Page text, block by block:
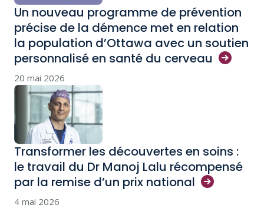
Un nouveau programme de prévention
précise de la démence met en relation
la population d’Ottawa avec un soutien
personnalisé en santé du cerveau
20 mai 2026
Transformer les découvertes en soins :
le travail du Dr Manoj Lalu récompensé
par la remise d’un prix national
4 mai 2026